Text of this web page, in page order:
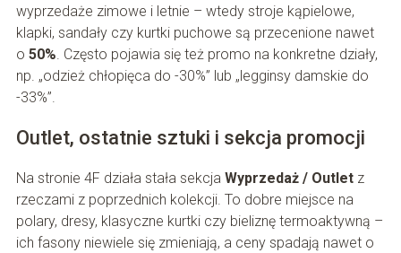
wyprzedaże zimowe i letnie – wtedy stroje kąpielowe,
klapki, sandały czy kurtki puchowe są przecenione nawet
o 50%. Często pojawia się też promo na konkretne działy,
np. „odzież chłopięca do -30%” lub „legginsy damskie do
-33%”.
Outlet, ostatnie sztuki i sekcja promocji
Na stronie 4F działa stała sekcja Wyprzedaż / Outletz
rzeczami z poprzednich kolekcji. To dobre miejsce na
polary, dresy, klasyczne kurtki czy bieliznę termoaktywną –
ich fasony niewiele się zmieniają, a ceny spadają nawet o